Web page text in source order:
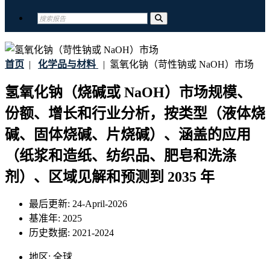
首页 | 化学品与材料 | 氢氧化钠（苛性钠或 NaOH）市场
氢氧化钠（烧碱或 NaOH）市场规模、
份额、增长和行业分析，按类型（液体烧
碱、固体烧碱、片烧碱）、涵盖的应用
（纸浆和造纸、纺织品、肥皂和洗涤
剂）、区域见解和预测到 2035 年
最后更新: 24-April-2026
基准年: 2025
历史数据: 2021-2024